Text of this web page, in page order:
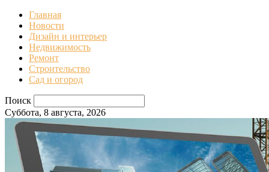
Главная
Новости
Дизайн и интерьер
Недвижимость
Ремонт
Строительство
Сад и огород
Поиск
Суббота, 8 августа, 2026